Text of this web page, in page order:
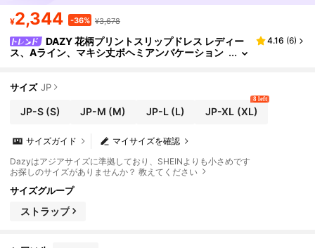
¥2,344 -36% ¥3,678
DAZY 花柄プリントスリップドレス レディー
ス、Aライン、マキシ丈ボヘミアンバケーション
4.16 (6)
サイズ JP
JP-S(S) JP-M (M) JP-L(L) JP-XL (XL)
8 left
マイサイズを確認
サイズガイド
Dazyはアジアサイズに準拠しており、SHEINよりも小さめです
お探しのサイズがありませんか？ 教えてください
サイズグループ
ストラップ